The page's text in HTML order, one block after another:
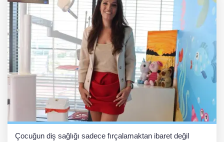
Çocuğun diş sağlığı sadece fırçalamaktan ibaret değil